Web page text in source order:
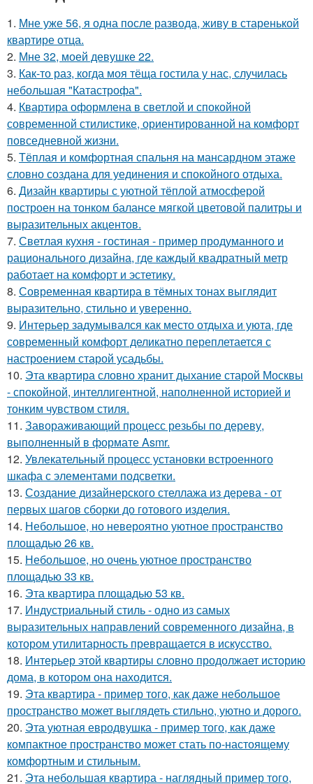
1. Мне уже 56, я одна после развода, живу в старенькой
квартире отца.
2. Мне 32, моей девушке 22.
3. Как-то раз, когда моя тёща гостила у нас, случилась
небольшая "Катастрофа".
4. Квартира оформлена в светлой и спокойной
современной стилистике, ориентированной на комфорт
повседневной жизни.
5. Тёплая и комфортная спальня на мансардном этаже
словно создана для уединения и спокойного отдыха.
6. Дизайн квартиры с уютной тёплой атмосферой
построен на тонком балансе мягкой цветовой палитры и
выразительных акцентов.
7. Светлая кухня - гостиная - пример продуманного и
рационального дизайна, где каждый квадратный метр
работает на комфорт и эстетику.
8. Современная квартира в тёмных тонах выглядит
выразительно, стильно и уверенно.
9. Интерьер задумывался как место отдыха и уюта, где
современный комфорт деликатно переплетается с
настроением старой усадьбы.
10. Эта квартира словно хранит дыхание старой Москвы
- спокойной, интеллигентной, наполненной историей и
тонким чувством стиля.
11. Завораживающий процесс резьбы по дереву,
выполненный в формате Asmr.
12. Увлекательный процесс установки встроенного
шкафа с элементами подсветки.
13. Создание дизайнерского стеллажа из дерева - от
первых шагов сборки до готового изделия.
14. Небольшое, но невероятно уютное пространство
площадью 26 кв.
15. Небольшое, но очень уютное пространство
площадью 33 кв.
16. Эта квартира площадью 53 кв.
17. Индустриальный стиль - одно из самых
выразительных направлений современного дизайна, в
котором утилитарность превращается в искусство.
18. Интерьер этой квартиры словно продолжает историю
дома, в котором она находится.
19. Эта квартира - пример того, как даже небольшое
пространство может выглядеть стильно, уютно и дорого.
20. Эта уютная евродвушка - пример того, как даже
компактное пространство может стать по-настоящему
комфортным и стильным.
21. Эта небольшая квартира - наглядный пример того,